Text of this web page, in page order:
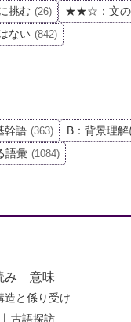
挑む (26) ★★☆：文の
ない (842)
幹語 (363) B：背景理
語彙 (1084)
み 意味
造と係り受け
古語探訪